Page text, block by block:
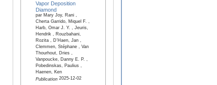
Vapor Deposition
Diamond
par Mary Joy, Rani ,
Cherta Garrido, Miquel F. ,
Harb, Omar J. Y. , Jeuris,
Hendrik , Rouzbahani,
Rozita , D’Haen, Jan ,
Clemmen, Stéphane , Van
Thourhout, Dries ,
Vanpoucke, Danny E. P. ,
Pobedinskas, Paulius ,
Haenen, Ken
Publication2025-12-02